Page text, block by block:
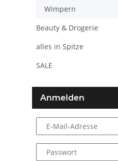
Wimpern
Beauty & Drogerie
alles in Spitze
SALE
Anmelden
E-Mail-Adresse
Passwort